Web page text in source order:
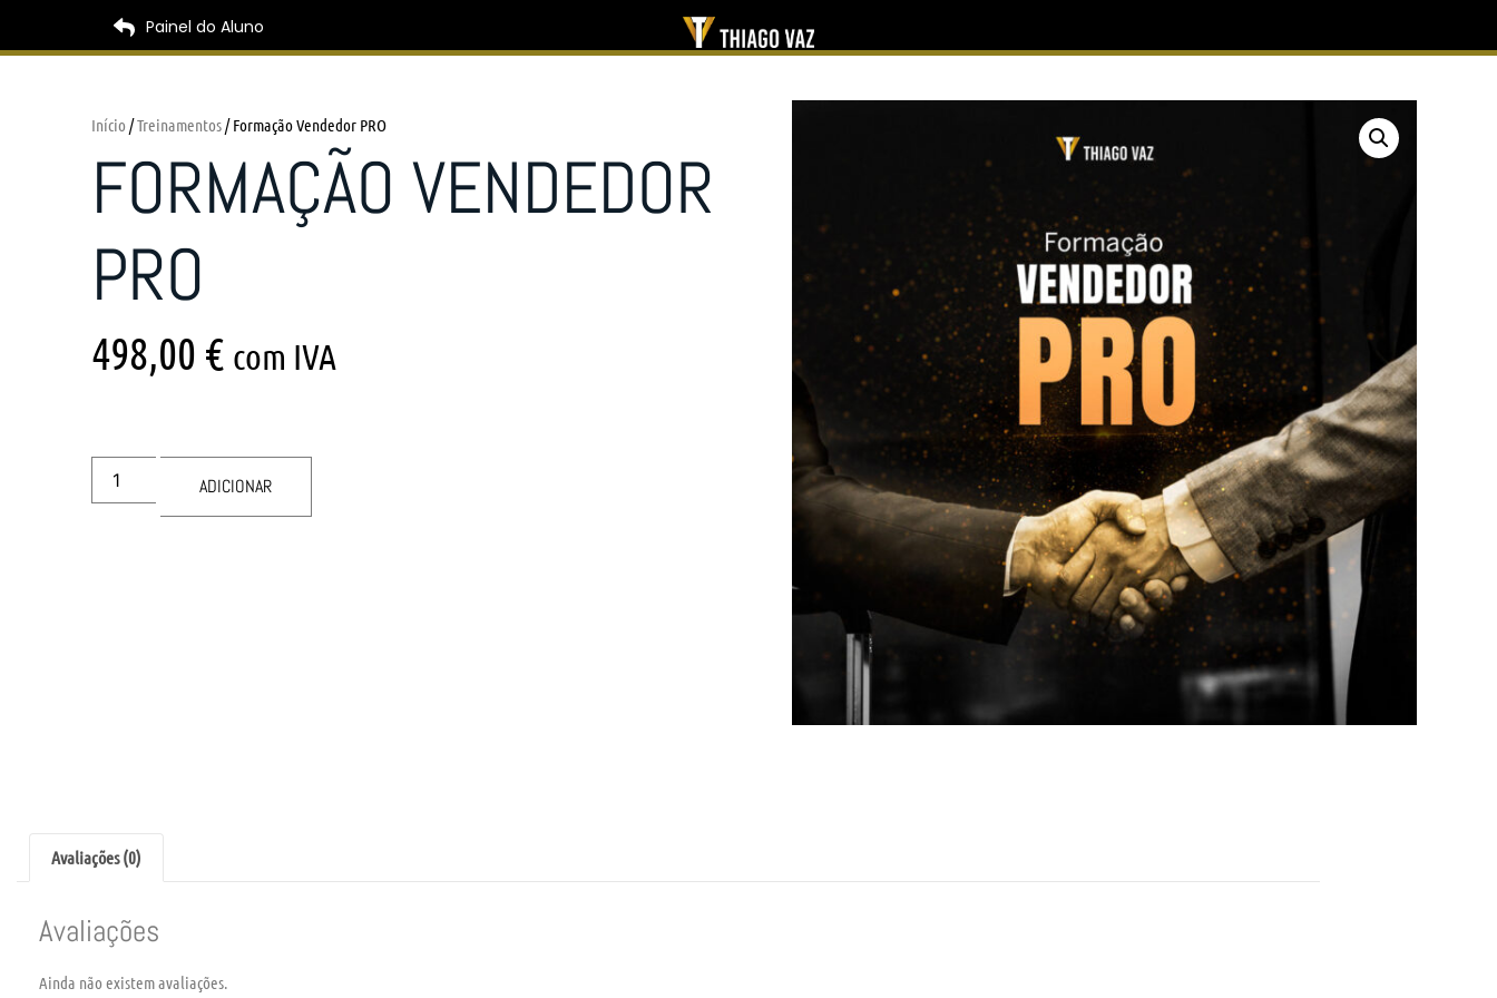
Painel do Aluno
Início /Treinamentos/ Formação Vendedor PRO
FORMAÇÃO VENDEDOR
PRO
498,00 € com IVA
ADICIONAR
Avaliações (0)
Avaliações
Ainda não existem avaliações.